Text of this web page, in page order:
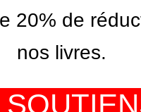
20% de
nos livres.